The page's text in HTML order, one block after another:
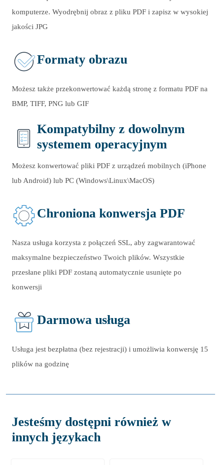
komputerze. Wyodrębnij obraz z pliku PDF i zapisz w wysokiej
jakości JPG
Formaty obrazu
Możesz także przekonwertować każdą stronę z formatu PDF na
BMP, TIFF, PNG lub GIF
Kompatybilny z dowolnym
systemem operacyjnym
Możesz konwertować pliki PDF z urządzeń mobilnych (iPhone
lub Android) lub PC (Windows\Linux\MacOS)
Chroniona konwersja PDF
Nasza usługa korzysta z połączeń SSL, aby zagwarantować
maksymalne bezpieczeństwo Twoich plików. Wszystkie
przesłane pliki PDF zostaną automatycznie usunięte po
konwersji
Darmowa usługa
Usługa jest bezpłatna (bez rejestracji) i umożliwia konwersję 15
plików na godzinę
Jesteśmy dostępni również w
innych językach